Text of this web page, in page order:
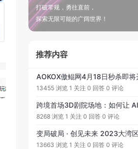
打破常规，勇往直前，
探索无限可能的广阔世界！
推荐内容
13455 浏览 1 关注 0 回答 0 评论
8268 浏览 1 关注 0 回答 0 评论
13663 浏览 1 关注 0 回答 0 评论